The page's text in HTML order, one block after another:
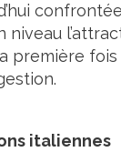
première
italiennes